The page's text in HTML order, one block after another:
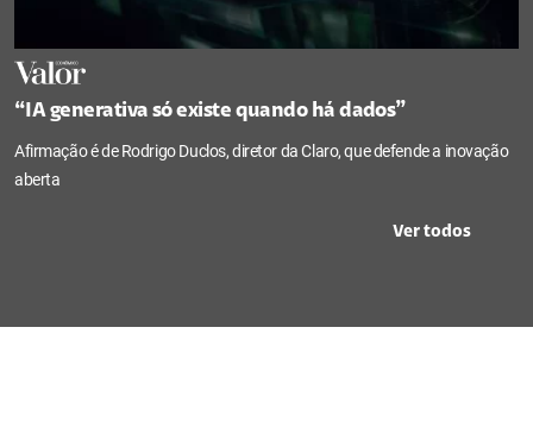
“IA generativa só existe quando há dados”
Afirmação é de Rodrigo Duclos, diretor da Claro, que defende a inovação
aberta
Ver todos